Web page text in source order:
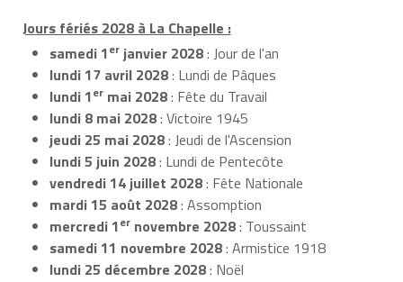
Jours fériés 2028 à La Chapelle :
samedi 1er janvier 2028: Jour de l'an
lundi 17 avril 2028: Lundi de Pâques
lundi 1er mai 2028: Fête du Travail
lundi 8 mai 2028: Victoire 1945
jeudi 25 mai 2028: Jeudi de l'Ascension
lundi 5 juin 2028: Lundi de Pentecôte
vendredi 14 juillet 2028: Fête Nationale
mardi 15 août 2028: Assomption
mercredi 1er novembre 2028: Toussaint
samedi 11 novembre 2028: Armistice 1918
lundi 25 décembre 2028: Noël